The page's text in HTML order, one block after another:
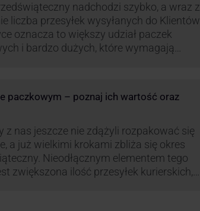
nadchodzi szybko, a wraz z
liczba przesyłek wysyłanych do Klientów.
oznacza to większy udział paczek
i bardzo dużych, które wymagają
i jakość dostaw.
paczkowym – poznaj ich wartość oraz
z nas jeszcze nie zdążyli rozpakować się
a już wielkimi krokami zbliża się okres
Nieodłącznym elementem tego
zwiększona ilość przesyłek kurierskich,